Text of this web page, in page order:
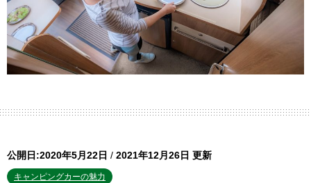
公開日:2020年5月22日 / 2021年12月26日 更新
キャンピングカーの魅力